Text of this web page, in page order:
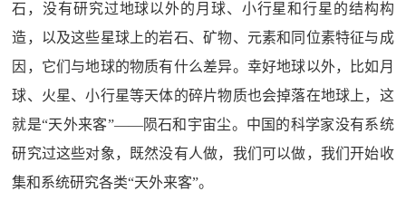
石，没有研究过地球以外的月球、小行星和行星的结构构
造，以及这些星球上的岩石、矿物、元素和同位素特征与成
因，它们与地球的物质有什么差异。幸好地球以外，比如月
球、火星、小行星等天体的碎片物质也会掉落在地球上，这
就是“天外来客”——陨石和宇宙尘。中国的科学家没有系统
研究过这些对象，既然没有人做，我们可以做，我们开始收
集和系统研究各类“天外来客”。